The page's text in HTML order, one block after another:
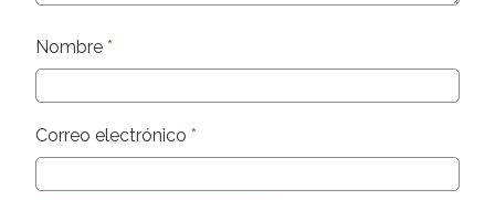
Nombre *
Correo electrónico *